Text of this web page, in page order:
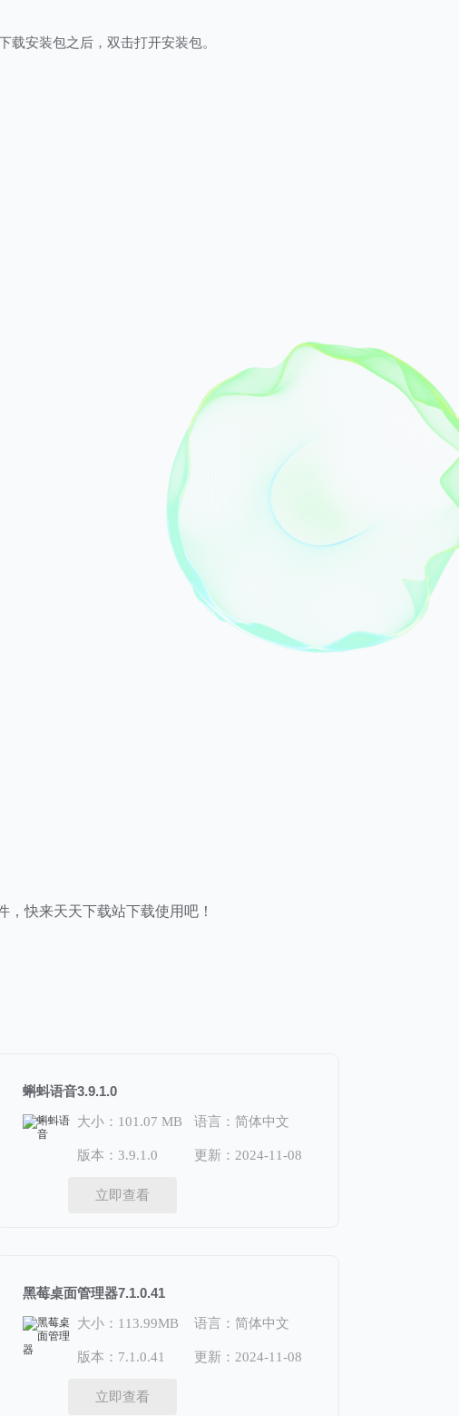
载安装包之后，双击打开安装包。
，快来天天下载站下载使用吧！
蝌蚪语音3.9.1.0
大小：101.07 MB 语言：简体中文
版本：3.9.1.0 更新：2024-11-08
立即查看
黑莓桌面管理器7.1.0.41
大小：113.99MB 语言：简体中文
版本：7.1.0.41 更新：2024-11-08
立即查看